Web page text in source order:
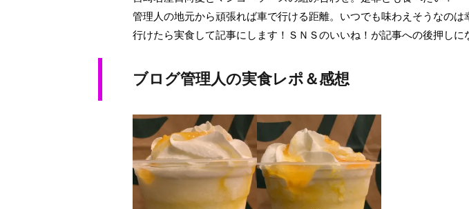
管理人の地元から頑張れば車で行ける距離。いつでも味わえそうなのは
行けたら実食して記事にします！ＳＮＳのいいね！が記事への後押しに
ブログ管理人の実食レポ＆感想